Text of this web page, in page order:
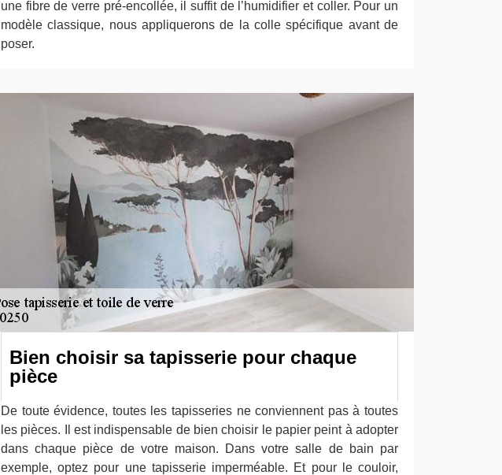
une fibre de verre pré-encollée, il suffit de l’humidifier et coller. Pour un
modèle classique, nous appliquerons de la colle spécifique avant de
poser.
Bien choisir sa tapisserie pour chaque
pièce
De toute évidence, toutes les tapisseries ne conviennent pas à toutes
les pièces. Il est indispensable de bien choisir le papier peint à adopter
dans chaque pièce de votre maison. Dans votre salle de bain par
exemple, optez pour une tapisserie imperméable. Et pour le couloir,